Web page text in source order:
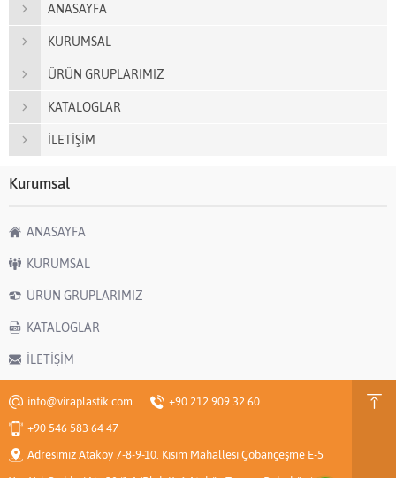
ANASAYFA
KURUMSAL
ÜRÜN GRUPLARIMIZ
KATALOGLAR
İLETİŞİM
Kurumsal
ANASAYFA
KURUMSAL
ÜRÜN GRUPLARIMIZ
KATALOGLAR
İLETİŞİM
info@viraplastik.com
+90 212 909 32 60
+90 546 583 64 47
Adresimiz Ataköy 7-8-9-10. Kısım Mahallesi Çobançeşme E-5